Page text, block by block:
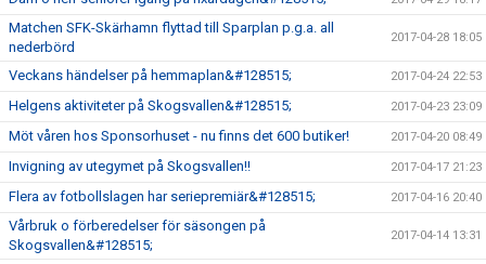
Matchen SFK-Skärhamn flyttad till Sparplan p.g.a. all
nederbörd
2017-04-28 18:05
Veckans händelser på hemmaplan&#128515; 2017-04-24 22:53
Helgens aktiviteter på Skogsvallen&#128515; 2017-04-23 23:09
Möt våren hos Sponsorhuset - nu finns det 600 butiker! 2017-04-20 08:49
Invigning av utegymet på Skogsvallen!! 2017-04-17 21:23
Flera av fotbollslagen har seriepremiär&#128515; 2017-04-16 20:40
Vårbruk o förberedelser för säsongen på
Skogsvallen&#128515;
2017-04-14 13:31